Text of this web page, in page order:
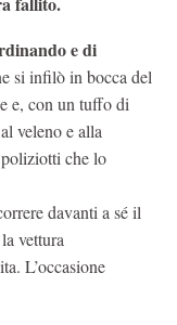
e di
si infilò in bocca del
e, con un tuffo di
veleno e alla
che lo
davanti a sé il
vettura
L’occasione